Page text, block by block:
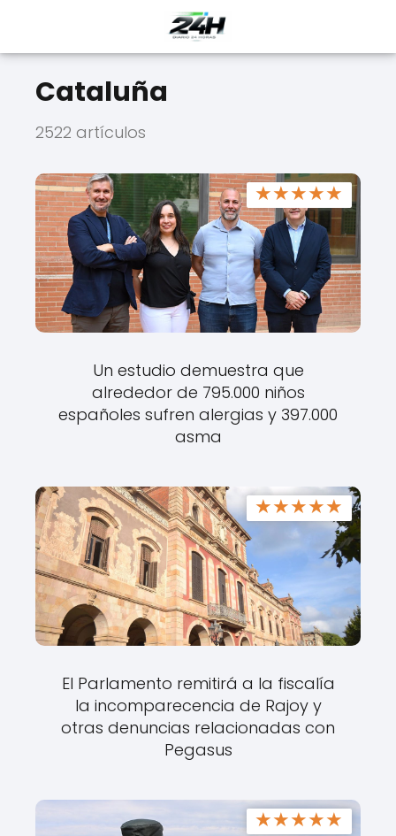
Cataluña
2522 artículos
★★★★★
Un estudio demuestra que
alrededor de 795.000 niños
españoles sufren alergias y 397.000
asma
★★★★★
El Parlamento remitirá a la fiscalía
la incomparecencia de Rajoy y
otras denuncias relacionadas con
Pegasus
★★★★★